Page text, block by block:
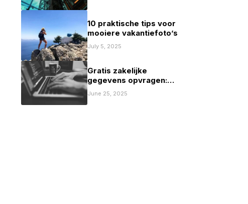
10 praktische tips voor
mooiere vakantiefoto’s
July 5, 2025
Gratis zakelijke
gegevens opvragen:
mogelijkheden en
beperkingen
June 25, 2025